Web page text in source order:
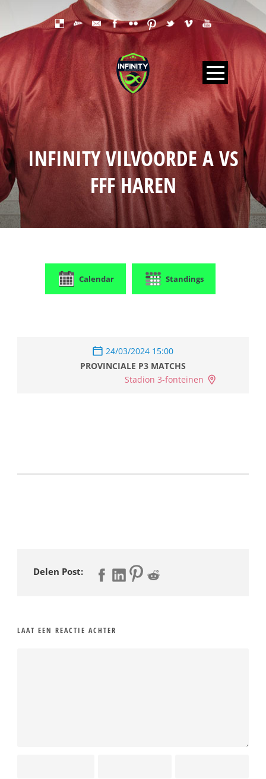
INFINITY VILVOORDE A VS
FFF HAREN
Calendar Standings
24/03/2024 15:00
PROVINCIALE P3 MATCHS
Stadion 3-fonteinen
Delen Post:
LAAT EEN REACTIE ACHTER